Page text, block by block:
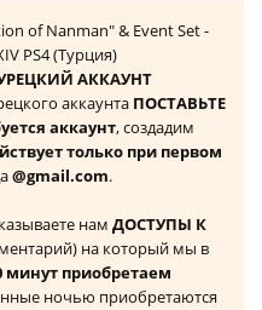
of Nanman" & Event Set -
PS4 (Турция)
АККАУНТ
аккаунта ПОСТАВЬТЕ
аккаунт, создадим
только при первом
@gmail.com.
нам ДОСТУПЫ К
на который мы в
минут приобретаем
ночью приобретаются